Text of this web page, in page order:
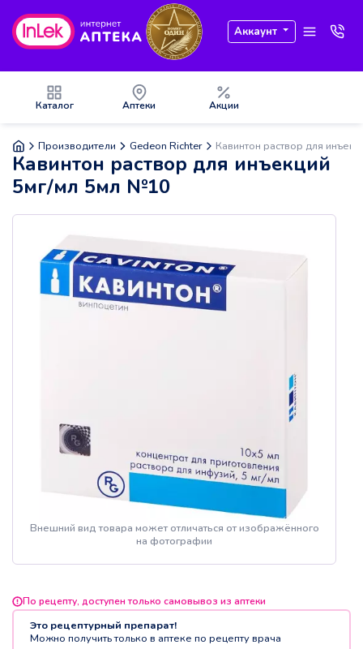
Аккаунт
Каталог Аптеки Акции
Производители Gedeon Richter Кавинтон раствор для
Кавинтон раствор для инъекций
5мг/мл 5мл №10
Внешний вид товара может отличаться от изображённого
на фотографии
По рецепту, доступен только самовывоз из аптеки
Это рецептурный препарат!
Можно получить только в аптеке по рецепту врача